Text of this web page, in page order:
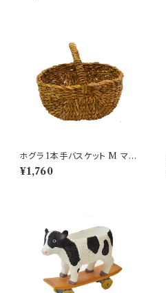
ホグラ 1本手バスケット M マル
シェバッグ ざっくり 水草
¥1,760